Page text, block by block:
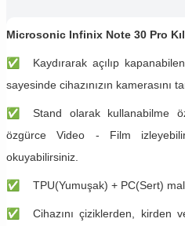
Microsonic Infinix Note 30 Pro
✅ Kaydırarak açılıp
sayesinde cihazınızın kamerasını
✅ Stand olarak kullanabilme
özgürce Video - Film
okuyabilirsiniz.
✅ TPU(Yumuşak) + PC(Sert)
✅ Cihazını çiziklerden, kirden